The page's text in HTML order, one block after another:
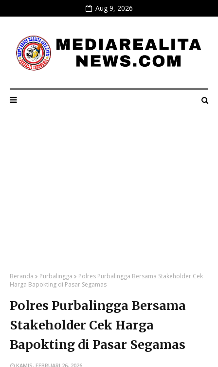
Aug 9, 2026
Beranda Purbalingga
Polres Purbalingga Bersama Stakeholder Cek
Harga Bapokting di Pasar Segamas
Polres Purbalingga Bersama
Stakeholder Cek Harga
Bapokting di Pasar Segamas
KAMIS, FEBRUARI 26, 2026